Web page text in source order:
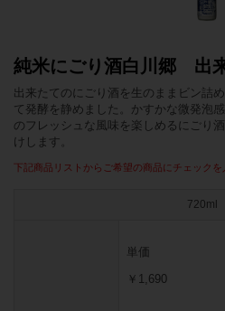
純米にごり酒白川郷 出
出来たてのにごり酒を生のままビン詰
て発酵を静めました。かすかな微発泡
のフレッシュな風味を楽しめるにごり
けします。
下記商品リストからご希望の商品にチェックを
720ml
単価
￥1,690